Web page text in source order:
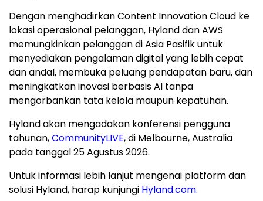
Dengan menghadirkan Content Innovation Cloud ke
lokasi operasional pelanggan, Hyland dan AWS
memungkinkan pelanggan di Asia Pasifik untuk
menyediakan pengalaman digital yang lebih cepat
dan andal, membuka peluang pendapatan baru, dan
meningkatkan inovasi berbasis AI tanpa
mengorbankan tata kelola maupun kepatuhan.
Hyland akan mengadakan konferensi pengguna
tahunan,CommunityLIVE, di Melbourne, Australia
pada tanggal 25 Agustus 2026.
Untuk informasi lebih lanjut mengenai platform dan
solusi Hyland, harap kunjungi Hyland.com.